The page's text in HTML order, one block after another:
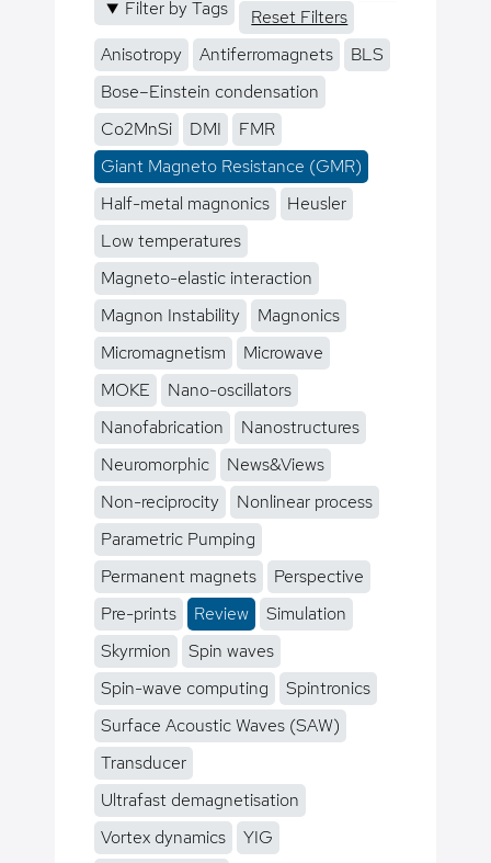
Filter by Tags
Reset Filters
Anisotropy
Antiferromagnets
BLS
Bose–Einstein condensation
Co2MnSi
DMI
FMR
Giant Magneto Resistance (GMR)
Half-metal magnonics
Heusler
Low temperatures
Magneto-elastic interaction
Magnon Instability
Magnonics
Micromagnetism
Microwave
MOKE
Nano-oscillators
Nanofabrication
Nanostructures
Neuromorphic
News&Views
Non-reciprocity
Nonlinear process
Parametric Pumping
Permanent magnets
Perspective
Pre-prints
Review
Simulation
Skyrmion
Spin waves
Spin-wave computing
Spintronics
Surface Acoustic Waves (SAW)
Transducer
Ultrafast demagnetisation
Vortex dynamics
YIG